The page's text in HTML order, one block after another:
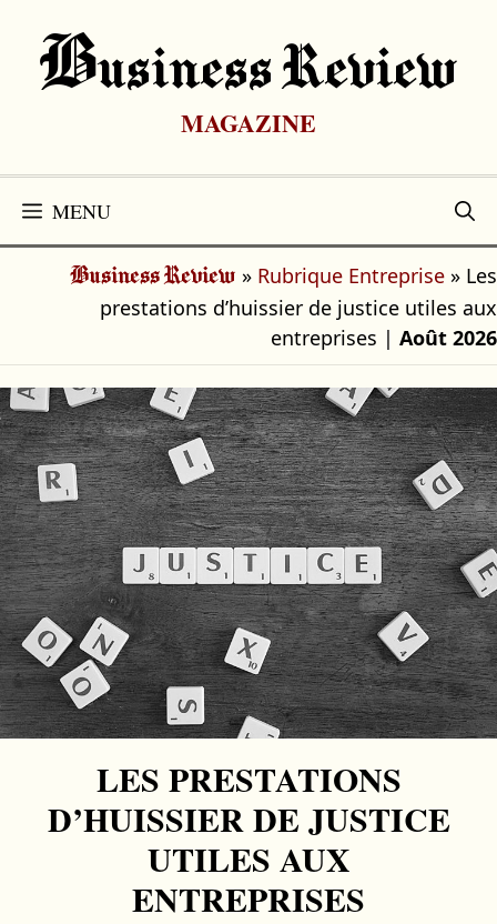
contenu
BUsiness Review
MAGAZINE
MENU
Business Review » Rubrique Entreprise » Les
prestations d’huissier de justice utiles aux
entreprises | Août 2026
LES PRESTATIONS
D’HUISSIER DE JUSTICE
UTILES AUX
ENTREPRISES